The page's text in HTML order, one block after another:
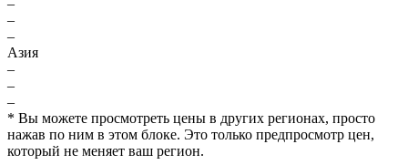
–
–
–
Азия
–
–
–
* Вы можете просмотреть цены в других регионах, просто
нажав по ним в этом блоке. Это только предпросмотр цен,
который не меняет ваш регион.